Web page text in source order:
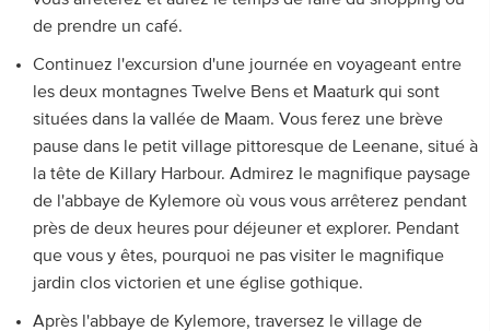
de prendre un café.
Continuez l'excursion d'une journée en voyageant entre
les deux montagnes Twelve Bens et Maaturk qui sont
situées dans la vallée de Maam. Vous ferez une brève
pause dans le petit village pittoresque de Leenane, situé à
la tête de Killary Harbour. Admirez le magnifique paysage
de l'abbaye de Kylemore où vous vous arrêterez pendant
près de deux heures pour déjeuner et explorer. Pendant
que vous y êtes, pourquoi ne pas visiter le magnifique
jardin clos victorien et une église gothique.
Après l'abbaye de Kylemore, traversez le village de